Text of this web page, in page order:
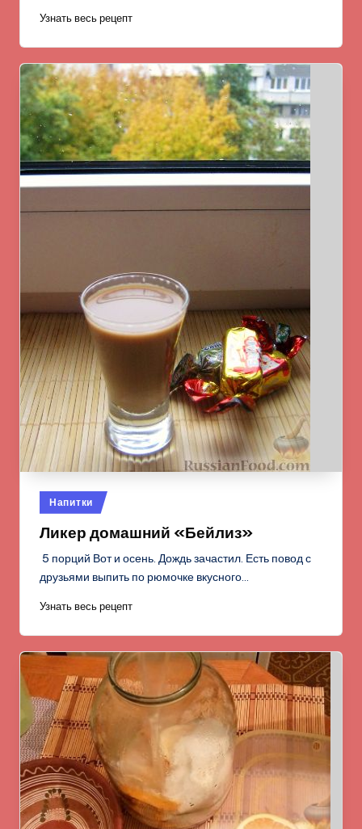
Узнать весь рецепт
Опубликовано
в
Напитки
Ликер домашний «Бейлиз»
5 порций Вот и осень. Дождь зачастил. Есть повод с
друзьями выпить по рюмочке вкусного…
Узнать весь рецепт